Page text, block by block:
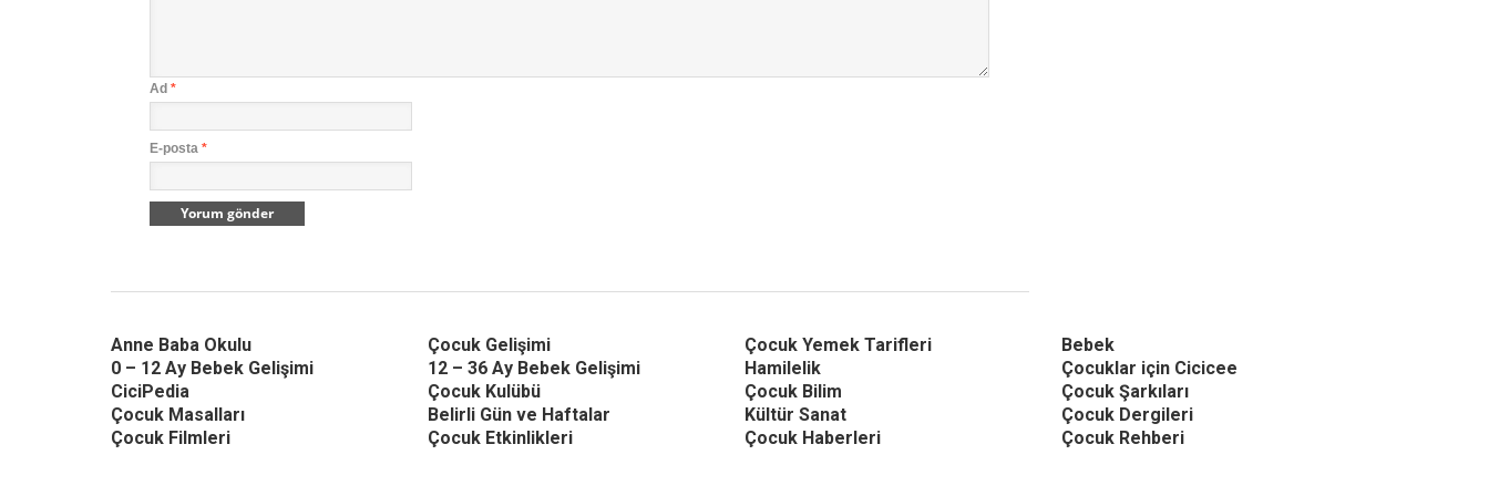
Ad *
E-posta *
Anne Baba Okulu Çocuk Gelişimi Çocuk Yemek Tarifleri
Bebek
0 – 12 Ay Bebek Gelişimi
12 – 36 Ay Bebek Gelişimi Hamilelik
Çocuklar için Cicicee
CiciPedia
Çocuk Kulübü Çocuk Bilim
Çocuk Şarkıları
Çocuk Masalları
Belirli Gün ve Haftalar Kültür Sanat
Çocuk Dergileri
Çocuk Filmleri
Çocuk Etkinlikleri Çocuk Haberleri Çocuk Rehberi